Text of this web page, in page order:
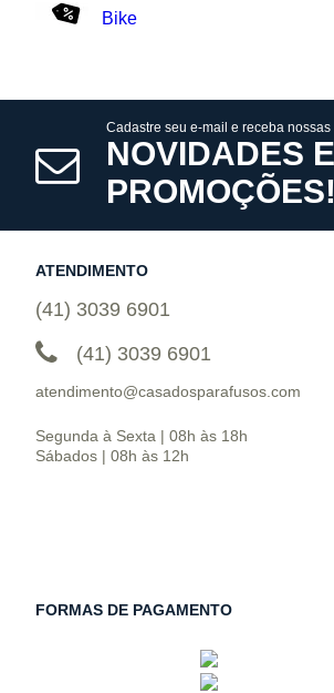
Bike
Cadastre seu e-mail e receba nossas
NOVIDADES E
PROMOÇÕES!
ATENDIMENTO
(41) 3039 6901
(41) 3039 6901
atendimento@casadosparafusos.com
Segunda à Sexta | 08h às 18h
Sábados | 08h às 12h
FORMAS DE PAGAMENTO